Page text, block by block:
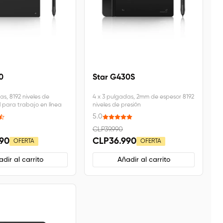
8192 niveles de
para trabajo en línea
OFERTA
al carrito
Star G430S
4 x 3 pulgadas, 2mm de espesor 8192
niveles de presión
5.0
CLP39.990
CLP36.990 OFERTA
Añadir al carrito